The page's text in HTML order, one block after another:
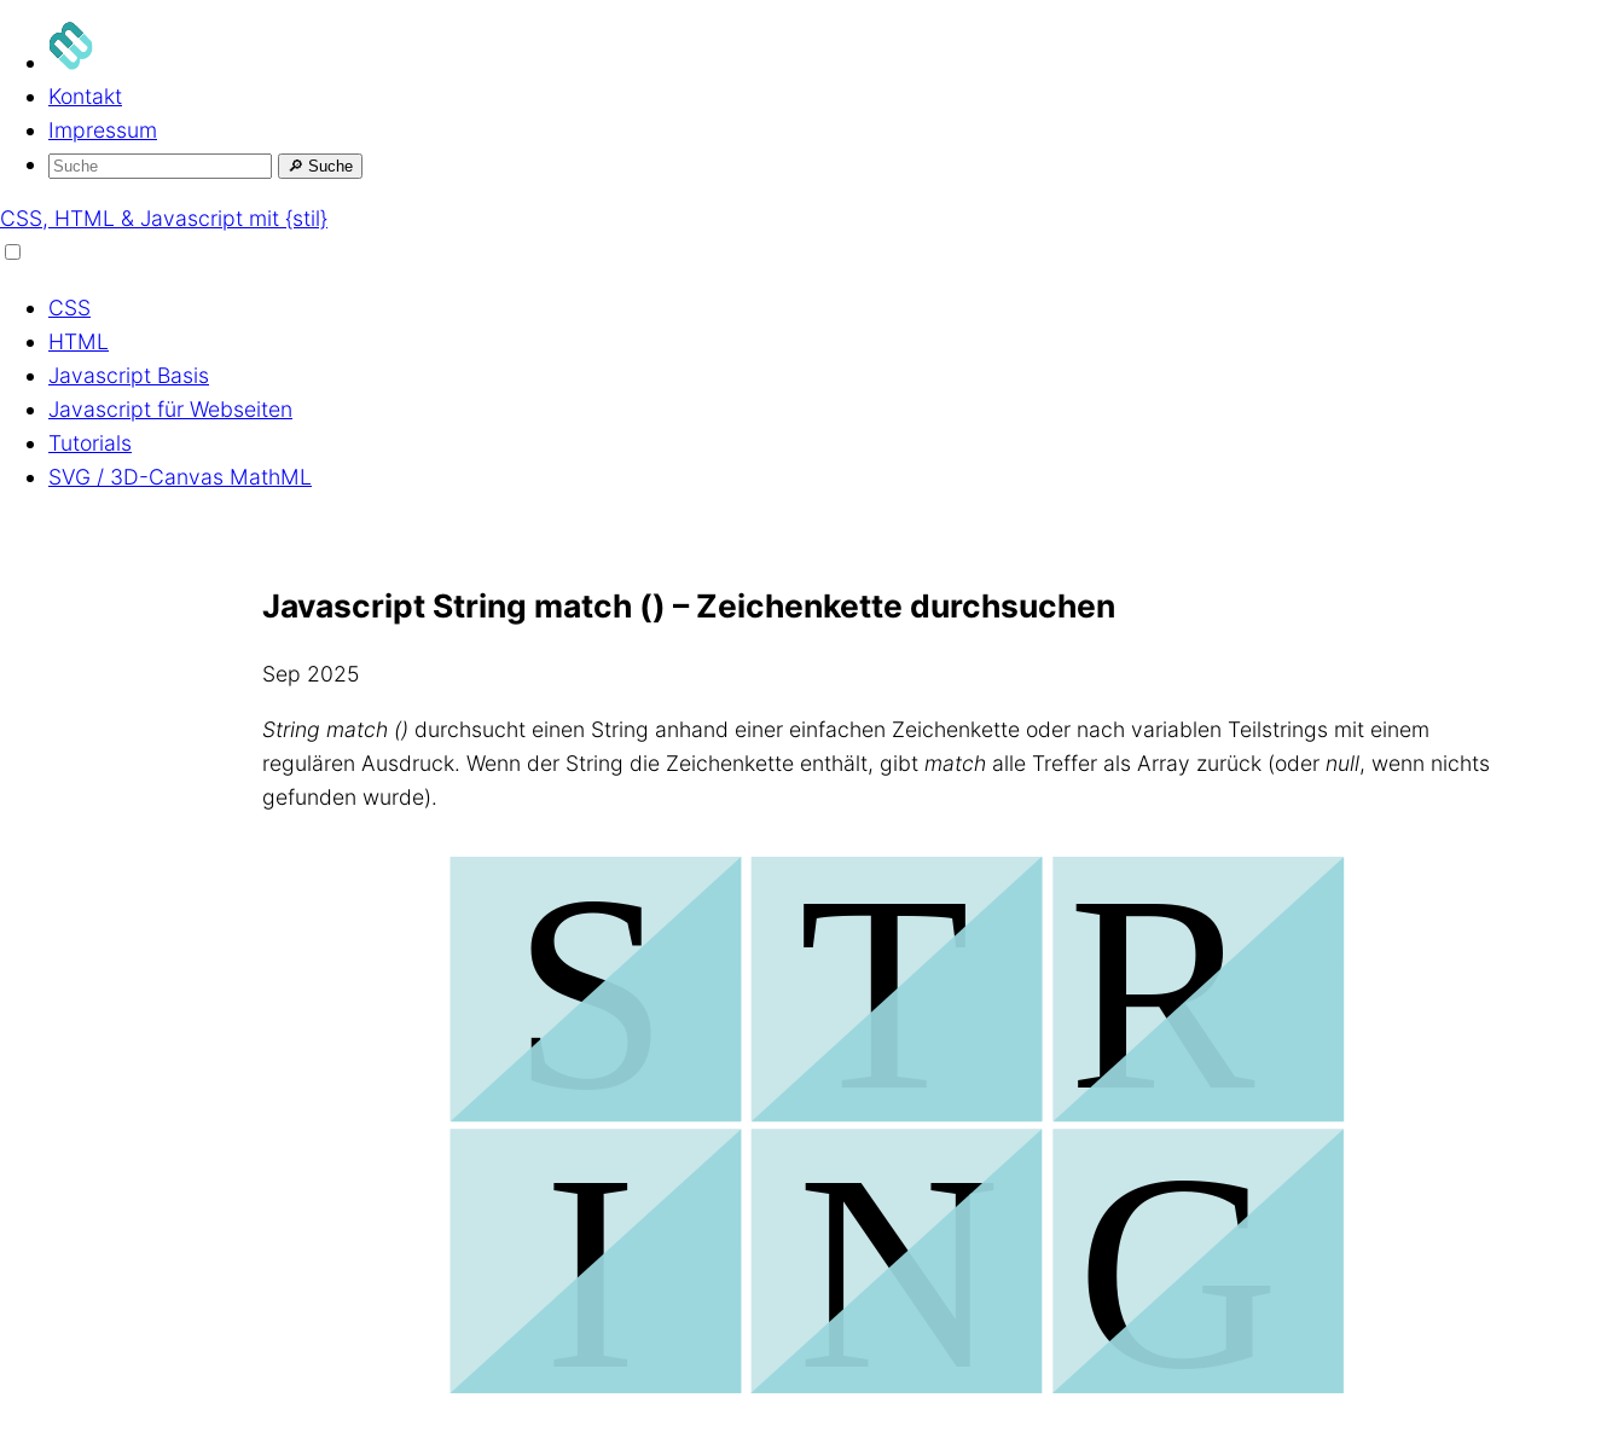
Kontakt
Impressum
🔎 Suche
CSS, HTML & Javascript mit {stil}
CSS
HTML
Javascript Basis
Javascript für Webseiten
Tutorials
SVG / 3D-Canvas MathML
Javascript String match () – Zeichenkette durchsuchen
Sep 2025
String match () durchsucht einen String anhand einer einfachen Zeichenkette oder nach variablen Teilstrings mit einem
regulären Ausdruck. Wenn der String die Zeichenkette enthält, gibt match alle Treffer als Array zurück (oder null, wenn nichts
gefunden wurde).